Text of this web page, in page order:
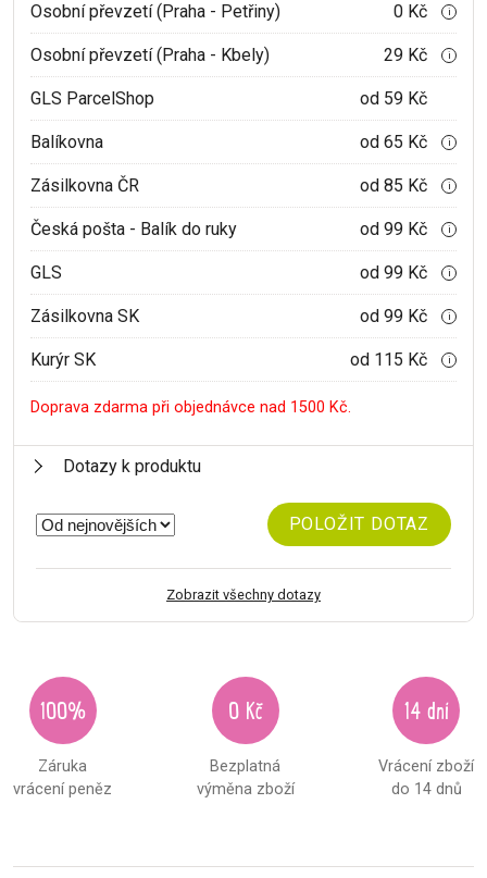
Osobní převzetí (Praha - Petřiny)
0 Kč i
Osobní převzetí (Praha - Kbely) 29 Kč i
GLS ParcelShop od 59 Kč
Balíkovna od 65 Kč i
Zásilkovna ČR od 85 Kč i
Česká pošta - Balík do ruky od 99 Kč i
GLS od 99 Kč i
Zásilkovna SK od 99 Kč i
Kurýr SK od 115 Kč i
Doprava zdarma při objednávce nad 1500 Kč.
Dotazy k produktu
POLOŽIT DOTAZ
Zobrazit všechny dotazy
100%
Záruka
vrácení peněz
0 Kč
Bezplatná
výměna zboží
14 dní
Vrácení zboží
do 14 dnů